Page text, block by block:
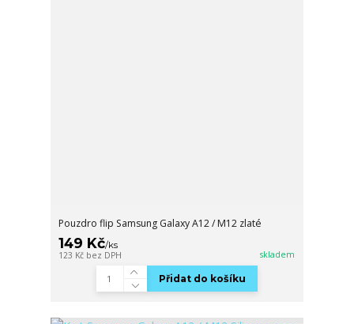
Pouzdro flip Samsung Galaxy A12 / M12 zlaté
149 Kč/ks
123 Kč bez DPH skladem
Přidat do košíku